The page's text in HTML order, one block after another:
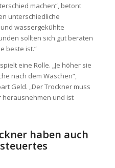
machen“, betont
unterschiedliche
wassergekühlte
sollten sich gut beraten
beste ist.“
eine Rolle. „Je höher sie
nach dem Waschen“,
Geld. „Der Trockner muss
herausnehmen und ist
haben auch